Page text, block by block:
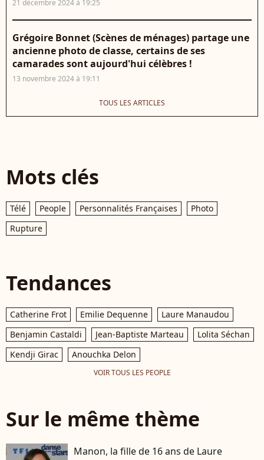
21 décembre 2024 à 19:25
Grégoire Bonnet (Scènes de ménages) partage une
ancienne photo de classe, certains de ses
camarades sont aujourd'hui célèbres !
13 novembre 2024 à 19:11
TOUS LES ARTICLES
Mots clés
Télé People Personnalités Françaises
Photo
Rupture
Tendances
Catherine Frot Emilie Dequenne
Laure Manaudou
Benjamin Castaldi
Jean-Baptiste Marteau
Lolita Séchan
Kendji Girac
Anouchka Delon
VOIR TOUS LES PEOPLE
Sur le même thème
Manon, la fille de 16 ans de Laure